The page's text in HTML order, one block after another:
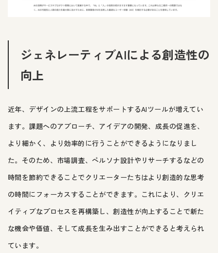
ジェネレーティブAIによる創造性の
向上
近年、デザインの上流工程をサポートするAIツールが増えてい
ます。課題へのアプローチ、アイデアの開発、成長の促進を、
より細かく、より効率的に行うことができるようになりまし
た。そのため、市場調査、ペルソナ設計やリサーチするなどの
時間を節約できることでクリエーターたちはより創造的な思考
の時間にフォーカスすることができます。これにより、クリエ
イティブなプロセスを再構築し、創造性が向上することで新た
な機会や価値、そして成長を生み出すことができると考えられ
ています。